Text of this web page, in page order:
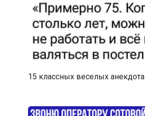
15 классных веселых анекдота